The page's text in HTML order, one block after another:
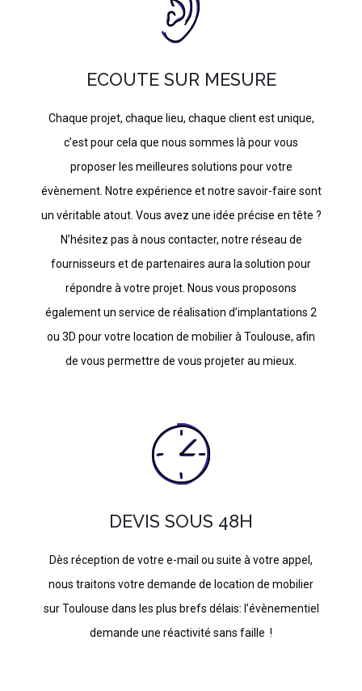
ECOUTE SUR MESURE
Chaque projet, chaque lieu, chaque client est unique,
c’est pour cela que nous sommes là pour vous
proposer les meilleures solutions pour votre
évènement. Notre expérience et notre savoir-faire sont
un véritable atout. Vous avez une idée précise en tête ?
N’hésitez pas à nous contacter, notre réseau de
fournisseurs et de partenaires aura la solution pour
répondre à votre projet. Nous vous proposons
également un service de réalisation d’implantations 2
ou 3D pour votre location de mobilier à Toulouse, afin
de vous permettre de vous projeter au mieux.
DEVIS SOUS 48H
Dès réception de votre e-mail ou suite à votre appel,
nous traitons votre demande de location de mobilier
sur Toulouse dans les plus brefs délais: l’évènementiel
demande une réactivité sans faille !